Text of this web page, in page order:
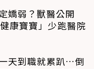
嬌弱？獸醫公開
康寶寶」少跑醫院
天到職就累趴…倒